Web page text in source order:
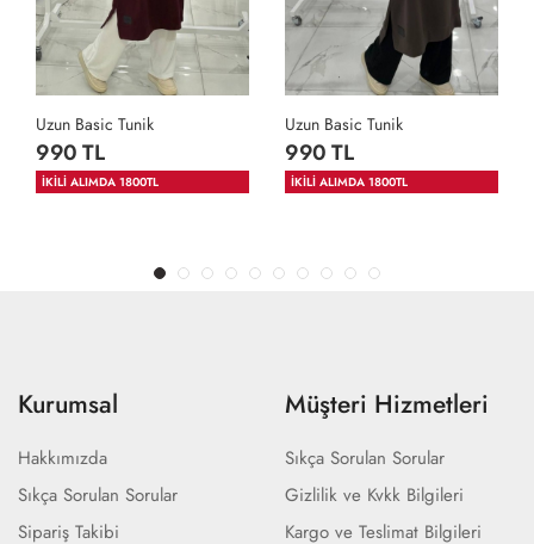
Uzun Basic Tunik
990 TL
İKİLİ ALIMDA 1800TL
Uzun Basic Tunik
990 TL
İKİLİ ALIMDA 1800TL
Kurumsal
Hakkımızda
Sıkça Sorulan Sorular
Sipariş Takibi
Müşteri Hizmetleri
Sıkça Sorulan Sorular
Gizlilik ve Kvkk Bilgileri
Kargo ve Teslimat Bilgileri